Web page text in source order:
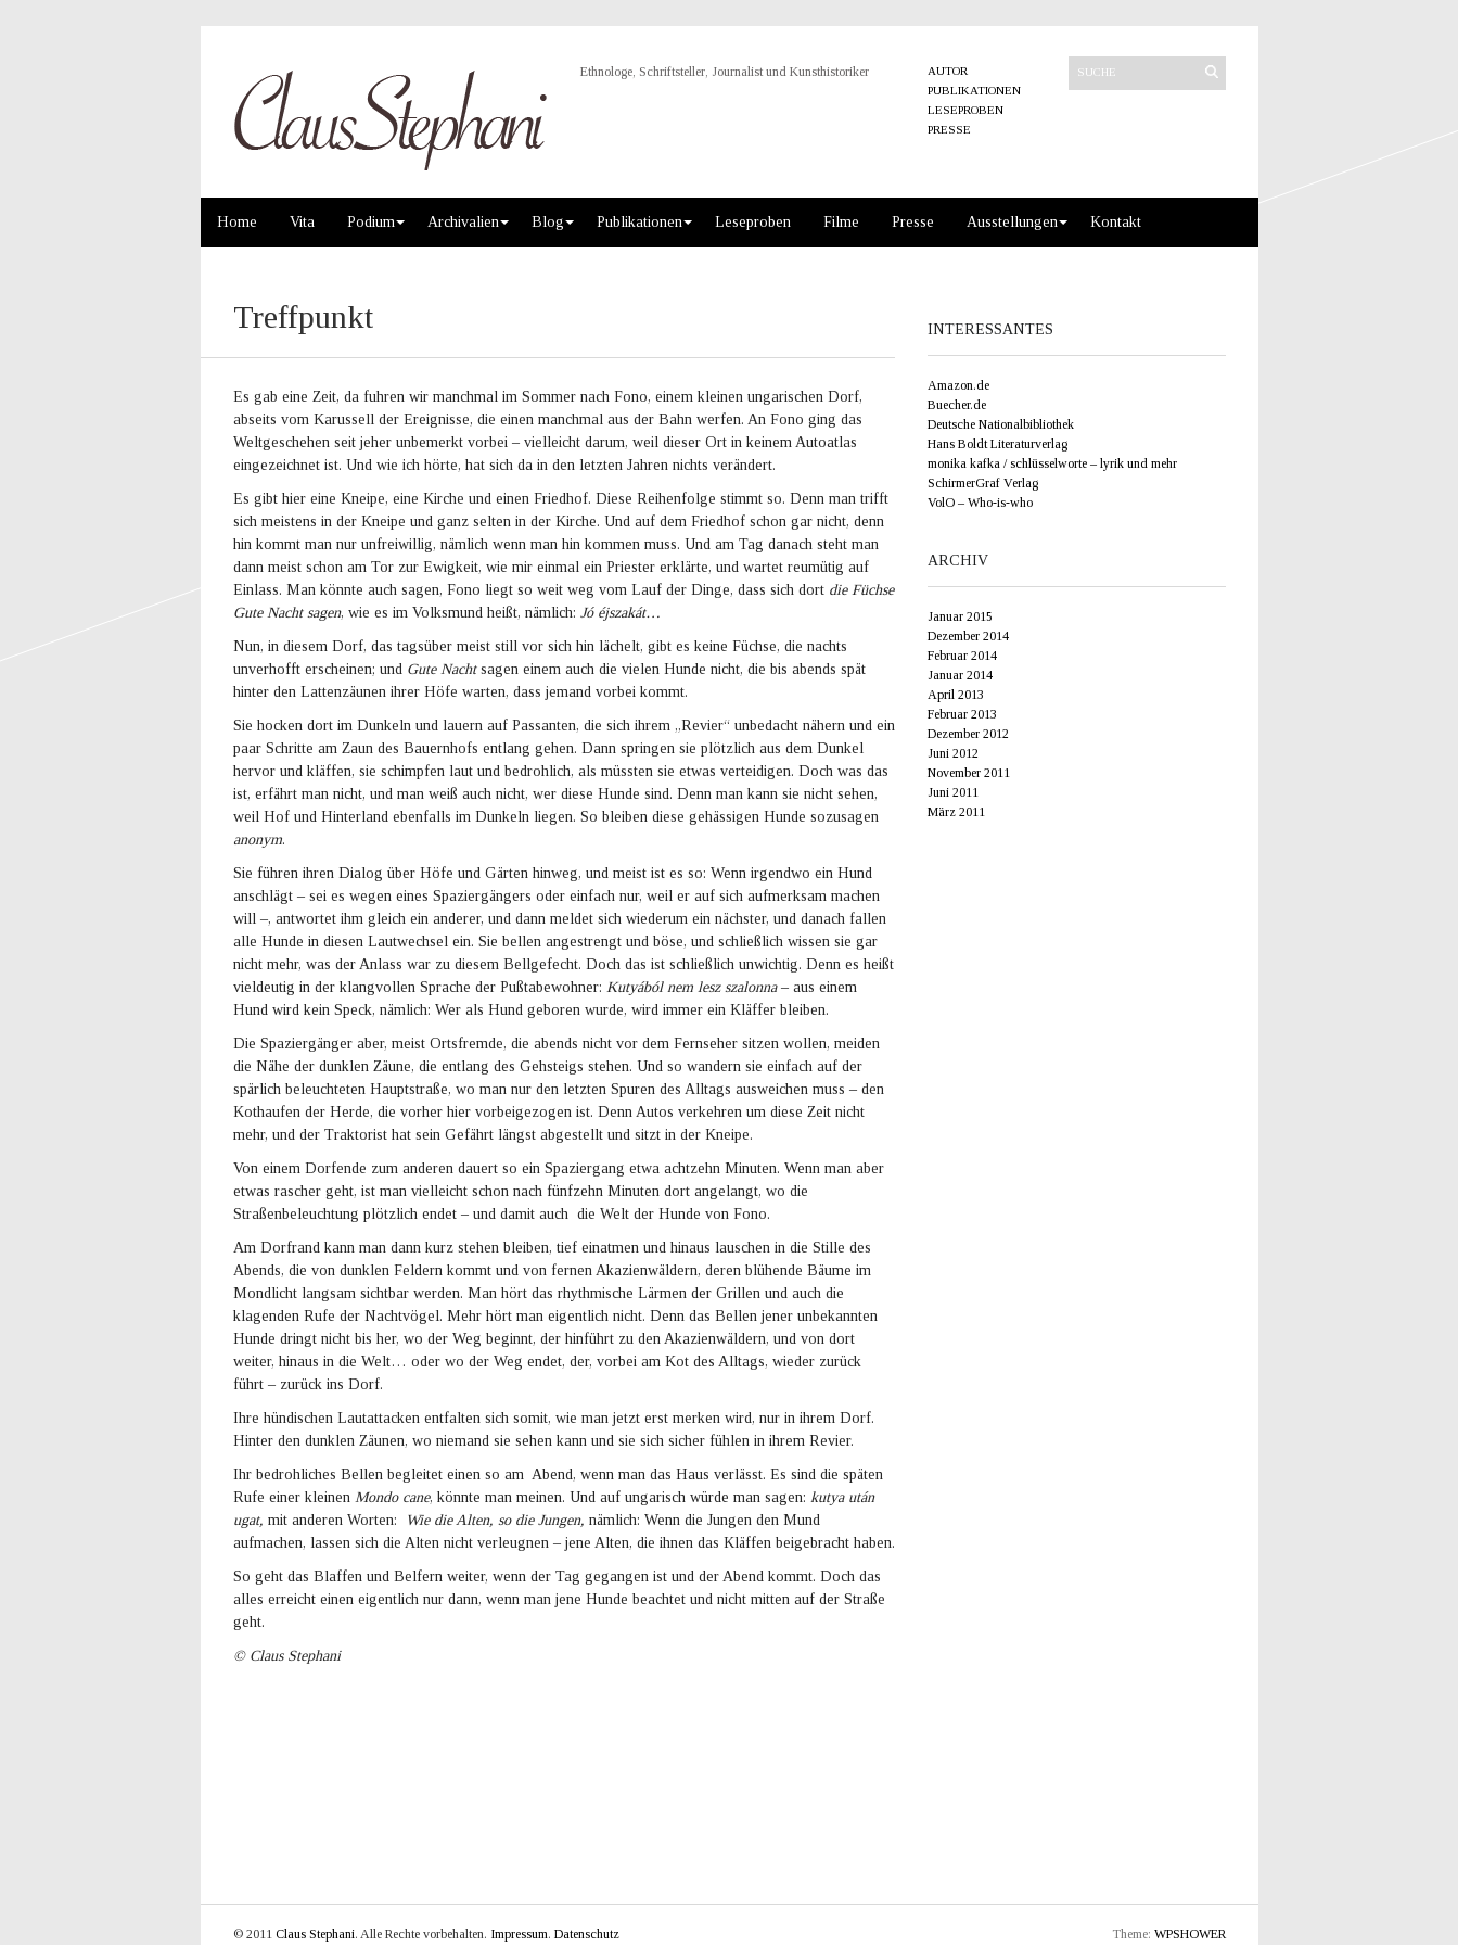
Ethnologe, Schriftsteller, Journalist und Kunsthistoriker
AUTOR
PUBLIKATIONEN
LESEPROBEN
PRESSE
Home Vita Podium Archivalien Blog Publikationen Leseproben Filme Presse Ausstellungen Kontakt
Treffpunkt
Es gab eine Zeit, da fuhren wir manchmal im Sommer nach Fono, einem kleinen ungarischen Dorf,
abseits vom Karussell der Ereignisse, die einen manchmal aus der Bahn werfen. An Fono ging das
Weltgeschehen seit jeher unbemerkt vorbei – vielleicht darum, weil dieser Ort in keinem Autoatlas
eingezeichnet ist. Und wie ich hörte, hat sich da in den letzten Jahren nichts verändert.
Es gibt hier eine Kneipe, eine Kirche und einen Friedhof. Diese Reihenfolge stimmt so. Denn man trifft
sich meistens in der Kneipe und ganz selten in der Kirche. Und auf dem Friedhof schon gar nicht, denn
hin kommt man nur unfreiwillig, nämlich wenn man hin kommen muss. Und am Tag danach steht man
dann meist schon am Tor zur Ewigkeit, wie mir einmal ein Priester erklärte, und wartet reumütig auf
Einlass. Man könnte auch sagen, Fono liegt so weit weg vom Lauf der Dinge, dass sich dort die Füchse
Gute Nacht sagen, wie es im Volksmund heißt, nämlich: Jó éjszakát…
Nun, in diesem Dorf, das tagsüber meist still vor sich hin lächelt, gibt es keine Füchse, die nachts
unverhofft erscheinen; und Gute Nachtsagen einem auch die vielen Hunde nicht, die bis abends spät
hinter den Lattenzäunen ihrer Höfe warten, dass jemand vorbei kommt.
Sie hocken dort im Dunkeln und lauern auf Passanten, die sich ihrem „Revier“ unbedacht nähern und ein
paar Schritte am Zaun des Bauernhofs entlang gehen. Dann springen sie plötzlich aus dem Dunkel
hervor und kläffen, sie schimpfen laut und bedrohlich, als müssten sie etwas verteidigen. Doch was das
ist, erfährt man nicht, und man weiß auch nicht, wer diese Hunde sind. Denn man kann sie nicht sehen,
weil Hof und Hinterland ebenfalls im Dunkeln liegen. So bleiben diese gehässigen Hunde sozusagen
anonym.
Sie führen ihren Dialog über Höfe und Gärten hinweg, und meist ist es so: Wenn irgendwo ein Hund
anschlägt – sei es wegen eines Spaziergängers oder einfach nur, weil er auf sich aufmerksam machen
will –, antwortet ihm gleich ein anderer, und dann meldet sich wiederum ein nächster, und danach fallen
alle Hunde in diesen Lautwechsel ein. Sie bellen angestrengt und böse, und schließlich wissen sie gar
nicht mehr, was der Anlass war zu diesem Bellgefecht. Doch das ist schließlich unwichtig. Denn es heißt
vieldeutig in der klangvollen Sprache der Pußtabewohner: Kutyából nem lesz szalonna– aus einem
Hund wird kein Speck, nämlich: Wer als Hund geboren wurde, wird immer ein Kläffer bleiben.
Die Spaziergänger aber, meist Ortsfremde, die abends nicht vor dem Fernseher sitzen wollen, meiden
die Nähe der dunklen Zäune, die entlang des Gehsteigs stehen. Und so wandern sie einfach auf der
spärlich beleuchteten Hauptstraße, wo man nur den letzten Spuren des Alltags ausweichen muss – den
Kothaufen der Herde, die vorher hier vorbeigezogen ist. Denn Autos verkehren um diese Zeit nicht
mehr, und der Traktorist hat sein Gefährt längst abgestellt und sitzt in der Kneipe.
Von einem Dorfende zum anderen dauert so ein Spaziergang etwa achtzehn Minuten. Wenn man aber
etwas rascher geht, ist man vielleicht schon nach fünfzehn Minuten dort angelangt, wo die
Straßenbeleuchtung plötzlich endet – und damit auch die Welt der Hunde von Fono.
Am Dorfrand kann man dann kurz stehen bleiben, tief einatmen und hinaus lauschen in die Stille des
Abends, die von dunklen Feldern kommt und von fernen Akazienwäldern, deren blühende Bäume im
Mondlicht langsam sichtbar werden. Man hört das rhythmische Lärmen der Grillen und auch die
klagenden Rufe der Nachtvögel. Mehr hört man eigentlich nicht. Denn das Bellen jener unbekannten
Hunde dringt nicht bis her, wo der Weg beginnt, der hinführt zu den Akazienwäldern, und von dort
weiter, hinaus in die Welt… oder wo der Weg endet, der, vorbei am Kot des Alltags, wieder zurück
führt – zurück ins Dorf.
Ihre hündischen Lautattacken entfalten sich somit, wie man jetzt erst merken wird, nur in ihrem Dorf.
Hinter den dunklen Zäunen, wo niemand sie sehen kann und sie sich sicher fühlen in ihrem Revier.
Ihr bedrohliches Bellen begleitet einen so am Abend, wenn man das Haus verlässt. Es sind die späten
Rufe einer kleinenMondo cane, könnte man meinen. Und auf ungarisch würde man sagen: kutya után
ugat, mit anderen Worten: Wie die Alten, so die Jungen, nämlich: Wenn die Jungen den Mund
aufmachen, lassen sich die Alten nicht verleugnen – jene Alten, die ihnen das Kläffen beigebracht haben.
So geht das Blaffen und Belfern weiter, wenn der Tag gegangen ist und der Abend kommt. Doch das
alles erreicht einen eigentlich nur dann, wenn man jene Hunde beachtet und nicht mitten auf der Straße
geht.
© Claus Stephani
INTERESSANTES
Amazon.de
Buecher.de
Deutsche Nationalbibliothek
Hans Boldt Literaturverlag
monika kafka / schlüsselworte – lyrik und mehr
SchirmerGraf Verlag
VolO – Who-is-who
ARCHIV
Januar 2015
Dezember 2014
Februar 2014
Januar 2014
April 2013
Februar 2013
Dezember 2012
Juni 2012
November 2011
Juni 2011
März 2011
© 2011 Claus Stephani. Alle Rechte vorbehalten. Impressum. Datenschutz Theme: WPSHOWER